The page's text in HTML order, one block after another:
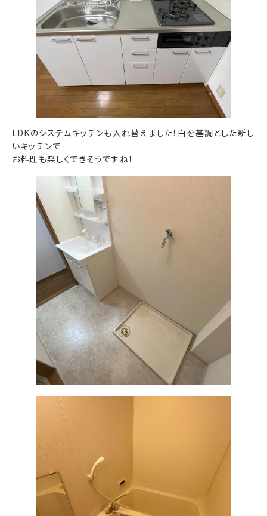
LDKのシステムキッチンも入れ替えました！白を基調とした新し
いキッチンで
お料理も楽しくできそうですね！